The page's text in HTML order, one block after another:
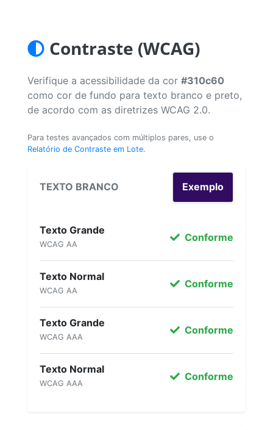
Contraste (WCAG)
Verifique a acessibilidade da cor #310c60
como cor de fundo para texto branco e preto,
de acordo com as diretrizes WCAG 2.0.
Para testes avançados com múltiplos pares, use o
Relatório de Contraste em Lote.
TEXTO BRANCO Exemplo
Texto Grande
WCAG AA
Conforme
Texto Normal
WCAG AA
Conforme
Texto Grande
WCAG AAA
Conforme
Texto Normal
WCAG AAA
Conforme